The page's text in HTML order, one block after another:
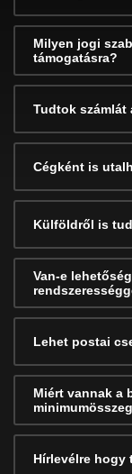
Milyen jogi
támogatásra?
Tudtok számlát
Cégként is
Külföldről is
Van-e
Lehet postai
Miért vannak a
Hírlevélre hogy